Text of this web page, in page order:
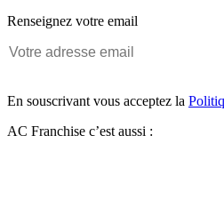
Renseignez votre email
En souscrivant vous acceptez la
AC Franchise c’est aussi :